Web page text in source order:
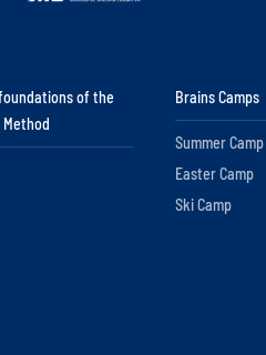
of the
Brains Camps
Summer Camp
Easter Camp
Ski Camp